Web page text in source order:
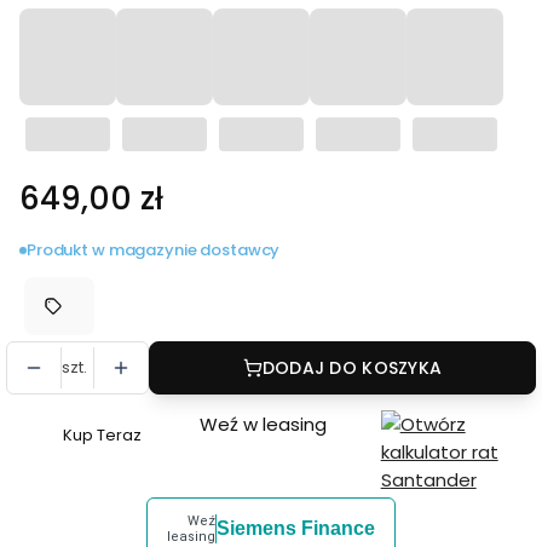
Cena
649,00 zł
Produkt w magazynie dostawcy
szt. DODAJ DO KOSZYKA
Szybki
Kup Teraz Weź w leasing
Weź
leasingSiemens Finance